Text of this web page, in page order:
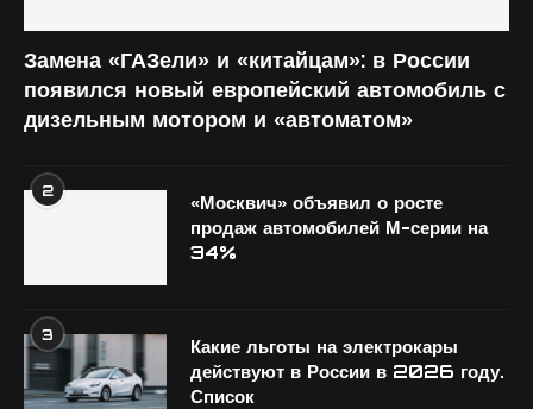
Замена «ГАЗели» и «китайцам»: в России
появился новый европейский автомобиль с
дизельным мотором и «автоматом»
2
«Москвич» объявил о росте
продаж автомобилей М-серии на
34%
3
Какие льготы на электрокары
действуют в России в 2026 году.
Список